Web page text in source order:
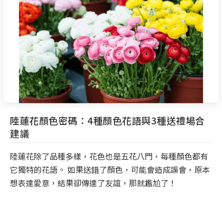
陸蓮花顏色密碼：4種顏色花語與3種送禮場合
建議
陸蓮花除了品種多樣，花色也是五花八門，每種顏色都有
它獨特的花語。 如果送錯了顏色，可能會造成誤會，原本
想表達愛意，結果卻傳達了友誼，那就尷尬了！